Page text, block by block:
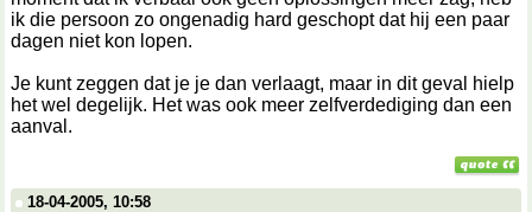
ik die persoon zo ongenadig hard geschopt dat hij een paar
dagen niet kon lopen.
Je kunt zeggen dat je je dan verlaagt, maar in dit geval hielp
het wel degelijk. Het was ook meer zelfverdediging dan een
aanval.
18-04-2005, 10:58